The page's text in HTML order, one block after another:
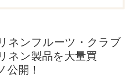
ネンフルーツ・クラブ
ネン製品を大量買
開！